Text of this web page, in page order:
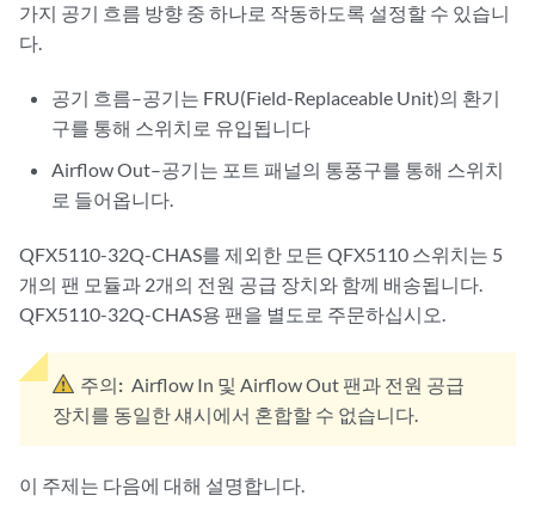
가지 공기 흐름 방향 중 하나로 작동하도록 설정할 수 있습니
다.
공기 흐름–공기는 FRU(Field-Replaceable Unit)의 환기
구를 통해 스위치로 유입됩니다
Airflow Out–공기는 포트 패널의 통풍구를 통해 스위치
로 들어옵니다.
QFX5110-32Q-CHAS를 제외한 모든 QFX5110 스위치는 5
개의 팬 모듈과 2개의 전원 공급 장치와 함께 배송됩니다.
QFX5110-32Q-CHAS용 팬을 별도로 주문하십시오.
주의: Airflow In 및 Airflow Out 팬과 전원 공급
장치를 동일한 섀시에서 혼합할 수 없습니다.
이 주제는 다음에 대해 설명합니다.